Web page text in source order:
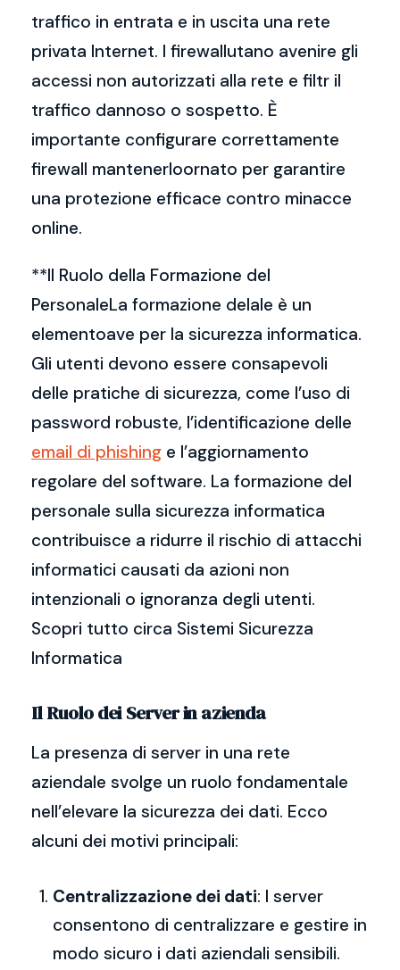
traffico in entrata e in uscita una rete
privata Internet. I firewallutano avenire gli
accessi non autorizzati alla rete e filtr il
traffico dannoso o sospetto. È
importante configurare correttamente
firewall mantenerloornato per garantire
una protezione efficace contro minacce
online.
**Il Ruolo della Formazione del
PersonaleLa formazione delale è un
elementoave per la sicurezza informatica.
Gli utenti devono essere consapevoli
delle pratiche di sicurezza, come l’uso di
password robuste, l’identificazione delle
email di phishing e l’aggiornamento
regolare del software. La formazione del
personale sulla sicurezza informatica
contribuisce a ridurre il rischio di attacchi
informatici causati da azioni non
intenzionali o ignoranza degli utenti.
Scopri tutto circa Sistemi Sicurezza
Informatica
Il Ruolo dei Server in azienda
La presenza di server in una rete
aziendale svolge un ruolo fondamentale
nell’elevare la sicurezza dei dati. Ecco
alcuni dei motivi principali:
Centralizzazione dei dati: I server
consentono di centralizzare e gestire in
modo sicuro i dati aziendali sensibili.